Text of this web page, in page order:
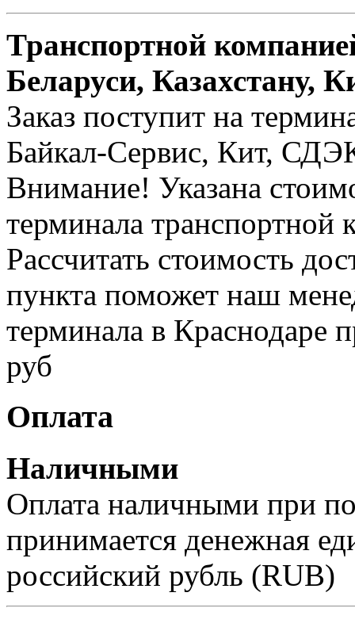
Транспортной
Беларуси, Казахстану,
Заказ поступит на
Байкал-Сервис, Кит,
Внимание! Указана
терминала транспортной
Рассчитать стоимость
пункта поможет наш
терминала в Краснодаре
руб
Оплата
Наличными
Оплата наличными при
принимается денежная
российский рубль (RUB)